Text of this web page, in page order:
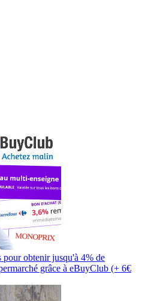
pour obtenir jusqu'à 4% de
grâce à eBuyClub (+ 6€